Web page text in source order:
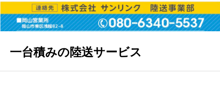
一台積みの陸送サービス